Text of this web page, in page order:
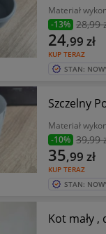
Materiał
-13% 28,99
KUP TERAZ
24,99 zł
STAN:
Materiał
-10% 39,99
KUP TERAZ
35,99 zł
STAN:
Kot mały